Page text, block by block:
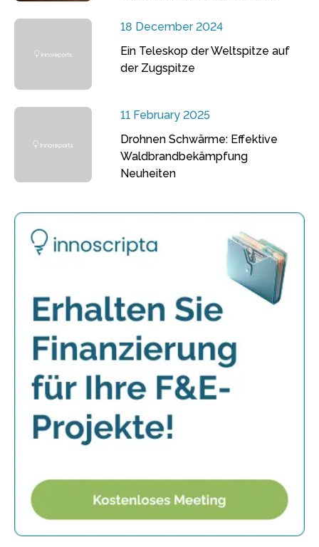
18 December 2024
Ein Teleskop der Weltspitze auf
der Zugspitze
11 February 2025
Drohnen Schwärme: Effektive
Waldbrandbekämpfung
Neuheiten